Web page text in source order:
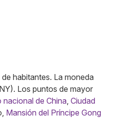
habitantes. La moneda
Los puntos de mayor
nacional de China Ciudad
Mansión del Príncipe Gong